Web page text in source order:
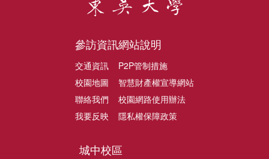
參訪資訊
交通資訊
校園地圖
聯絡我們
我要反映
網站說明
P2P管制措施
智慧財產權宣導網站
校園網路使用辦法
隱私權保障政策
城中校區